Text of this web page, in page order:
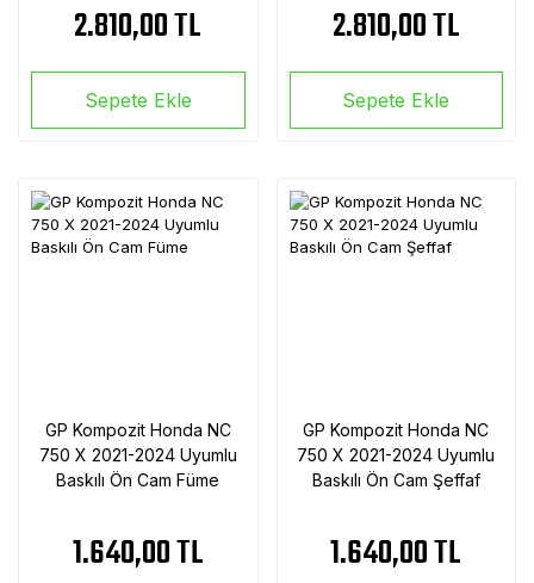
2.810,00 TL
Sepete Ekle
2.810,00 TL
Sepete Ekle
GP Kompozit Honda NC
750 X 2021-2024 Uyumlu
Baskılı Ön Cam Füme
1.640,00 TL
GP Kompozit Honda NC
750 X 2021-2024 Uyumlu
Baskılı Ön Cam Şeffaf
1.640,00 TL